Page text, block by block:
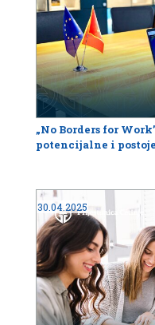
„No Borders for
potencijalne i
30.04.2025